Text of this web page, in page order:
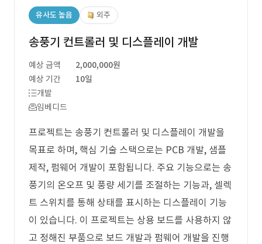
유사도 높음 외주
송풍기 컨트롤러 및 디스플레이 개발
예상 금액
2,000,000원
예상 기간
10일
개발
임베디드
프로젝트는 송풍기 컨트롤러 및 디스플레이 개발을
목표로 하며, 핵심 기술 스택으로는 PCB 개발, 샘플
제작, 펌웨어 개발이 포함됩니다. 주요 기능으로는 송
풍기의 온오프 및 풍량 세기를 조절하는 기능과, 셀렉
트 스위치를 통해 상태를 표시하는 디스플레이 기능
이 있습니다. 이 프로젝트는 상용 보드를 사용하지 않
고 정해진 부품으로 보드 개발과 펌웨어 개발을 진행